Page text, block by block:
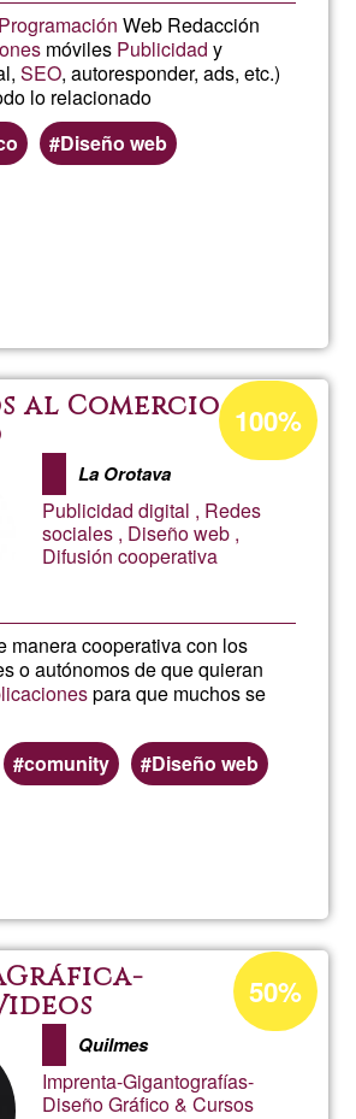
Programación Web Redacción
móviles Publicidad y
SEO, autoresponder, ads, etc.)
lo relacionado
Diseño web
Alberto
Moreno
al Comercio
La Orotava
Publicidad digital , Redes
sociales , Diseño web ,
Difusión cooperativa
manera cooperativa con los
o autónomos de que quieran
para que muchos se
comunity Diseño web
Porcentaje
de
aceptación
de
G1
100%
al
Quilmes
Imprenta-Gigantografías-
Diseño Gráfico & Cursos
Porcentaje
de
aceptación
G1
50%